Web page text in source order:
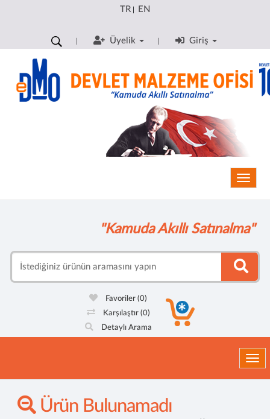
TR| EN
Üyelik Giriş
"Kamuda Akıllı Satınalma"
Favoriler(0)
Karşılaştır (0)
Detaylı Arama
Ürün Bulunamadı